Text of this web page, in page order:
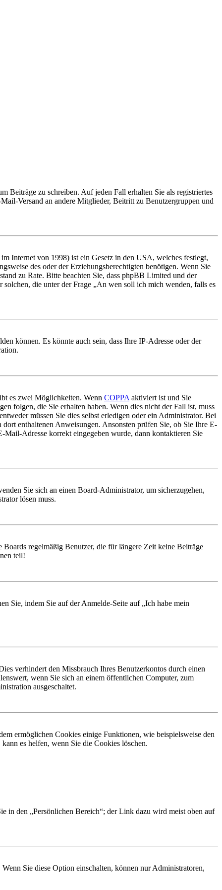
Beiträge zu schreiben. Auf jeden Fall erhalten Sie als registriertes
Versand an andere Mitglieder, Beitritt zu Benutzergruppen und
Internet von 1998) ist ein Gesetz in den USA, welches festlegt,
des oder der Erziehungsberechtigten benötigen. Wenn Sie
zu Rate. Bitte beachten Sie, dass phpBB Limited und der
die unter der Frage „An wen soll ich mich wenden, falls es
können. Es könnte auch sein, dass Ihre IP-Adresse oder der
es zwei Möglichkeiten. Wenn COPPA aktiviert ist und Sie
folgen, die Sie erhalten haben. Wenn dies nicht der Fall ist, muss
müssen Sie dies selbst erledigen oder ein Administrator. Bei
enthaltenen Anweisungen. Ansonsten prüfen Sie, ob Sie Ihre E-
Adresse korrekt eingegeben wurde, dann kontaktieren Sie
Sie sich an einen Board-Administrator, um sicherzugehen,
lösen muss.
regelmäßig Benutzer, die für längere Zeit keine Beiträge
teil!
Sie, indem Sie auf der Anmelde-Seite auf „Ich habe mein
verhindert den Missbrauch Ihres Benutzerkontos durch einen
wenn Sie sich an einem öffentlichen Computer, zum
ausgeschaltet.
ermöglichen Cookies einige Funktionen, wie beispielsweise den
es helfen, wenn Sie die Cookies löschen.
in den „Persönlichen Bereich“; der Link dazu wird meist oben auf
Sie diese Option einschalten, können nur Administratoren,